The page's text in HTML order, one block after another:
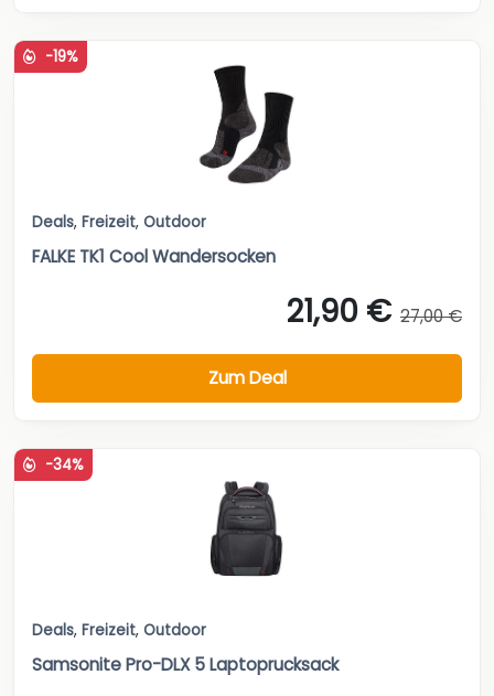
-19%
Deals, Freizeit, Outdoor
FALKE TK1 Cool Wandersocken
21,90 € 27,00 €
Zum Deal
-34%
Deals, Freizeit, Outdoor
Samsonite Pro-DLX 5 Laptoprucksack